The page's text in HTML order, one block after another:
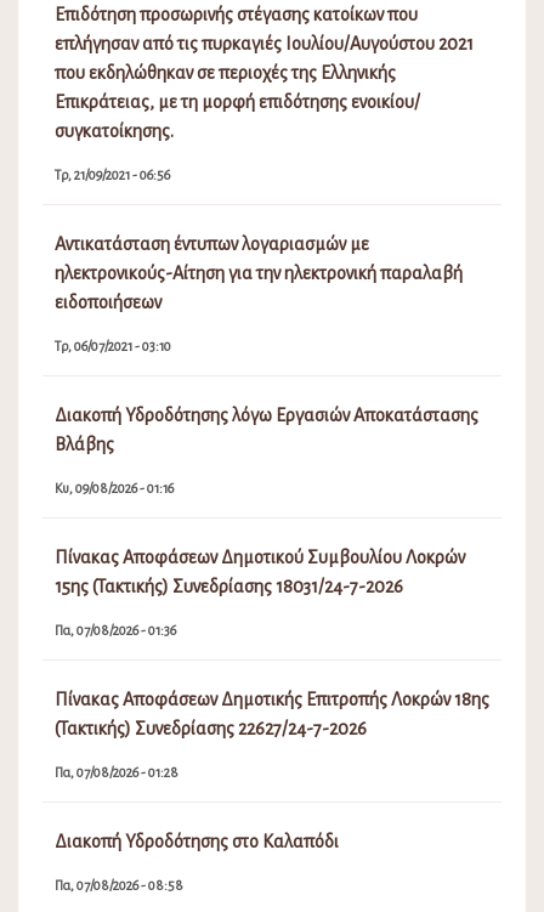
Επιδότηση προσωρινής στέγασης κατοίκων που
επλήγησαν από τις πυρκαγιές Ιουλίου/Αυγούστου 2021
που εκδηλώθηκαν σε περιοχές της Ελληνικής
Επικράτειας, με τη μορφή επιδότησης ενοικίου/
συγκατοίκησης.
Τρ, 21/09/2021 - 06:56
Αντικατάσταση έντυπων λογαριασμών με
ηλεκτρονικούς-Αίτηση για την ηλεκτρονική παραλαβή
ειδοποιήσεων
Τρ, 06/07/2021 - 03:10
Διακοπή Υδροδότησης λόγω Εργασιών Αποκατάστασης
Βλάβης
Κυ, 09/08/2026 - 01:16
Πίνακας Αποφάσεων Δημοτικού Συμβουλίου Λοκρών
15ης (Τακτικής) Συνεδρίασης 18031/24-7-2026
Πα, 07/08/2026 - 01:36
Πίνακας Αποφάσεων Δημοτικής Επιτροπής Λοκρών 18ης
(Τακτικής) Συνεδρίασης 22627/24-7-2026
Πα, 07/08/2026 - 01:28
Διακοπή Υδροδότησης στο Καλαπόδι
Πα, 07/08/2026 - 08:58